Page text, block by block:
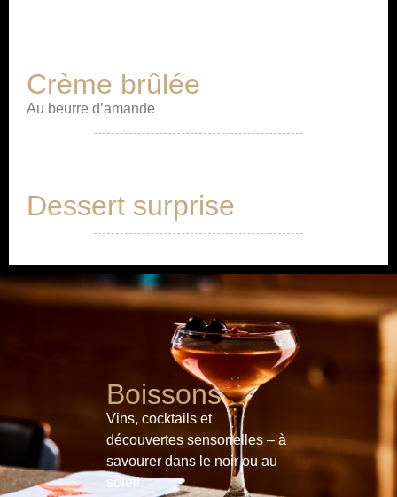
Crème brûlée
Au beurre d’amande
Dessert surprise
Boissons
Vins, cocktails et
découvertes sensorielles – à
savourer dans le noir ou au
soleil.